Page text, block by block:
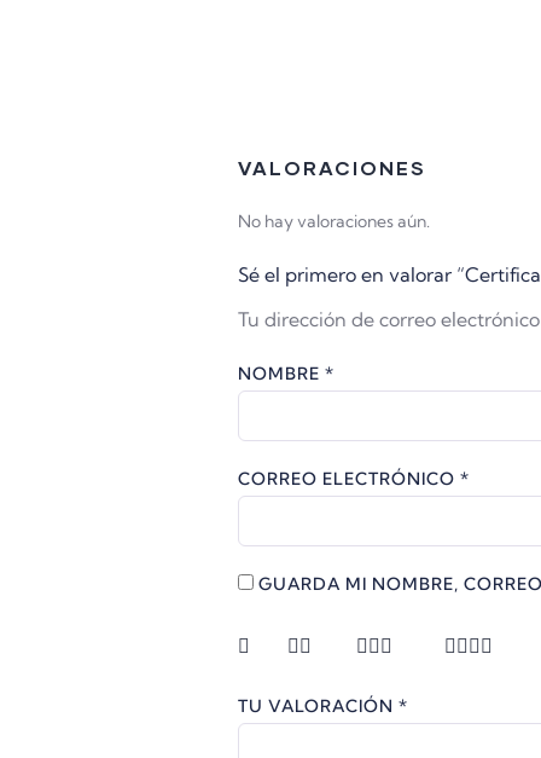
VALORACIONES
No hay valoraciones aún.
Sé el primero en valorar
Tu dirección de correo
NOMBRE *
CORREO ELECTRÓNICO *
GUARDA MI NOMBRE,
TU VALORACIÓN *